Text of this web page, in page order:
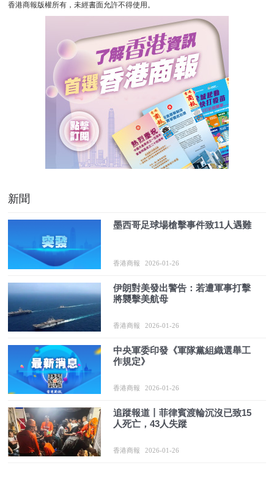
香港商報版權所有，未經書面允許不得使用。
新聞
墨西哥足球場槍擊事件致11人遇難
香港商報 2026-01-26
伊朗對美發出警告：若遭軍事打擊
將襲擊美航母
香港商報 2026-01-26
中央軍委印發《軍隊黨組織選舉工
作規定》
香港商報 2026-01-26
追蹤報道丨菲律賓渡輪沉沒已致15
人死亡，43人失蹤
香港商報 2026-01-26